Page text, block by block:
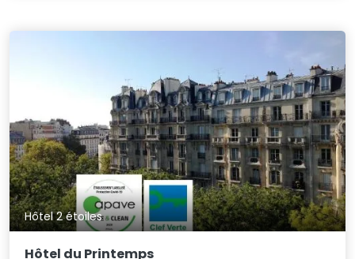
Hôtel 2 étoiles
Hôtel du Printemps